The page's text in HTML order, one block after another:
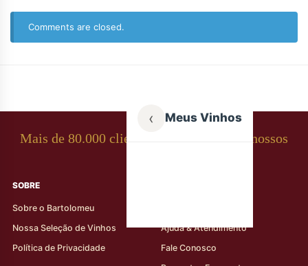
Comments are closed.
‹ Meus Vinhos
Mais de 80.000 clientes apaixonados por nossos
SOBRE
Sobre o Bartolomeu
Nossa Seleção de Vinhos
Política de Privacidade
Ajuda & Atendimento
Fale Conosco